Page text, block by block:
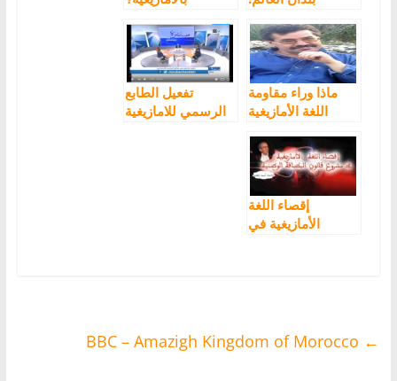
ماذا وراء مقاومة
اللغة الأمازيغية
تفعيل الطابع
الرسمي للامازيغية
إقصاء اللغة
الأمازيغية في
←